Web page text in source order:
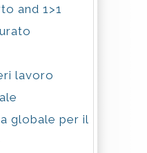
and 1>1
lavoro
globale per il